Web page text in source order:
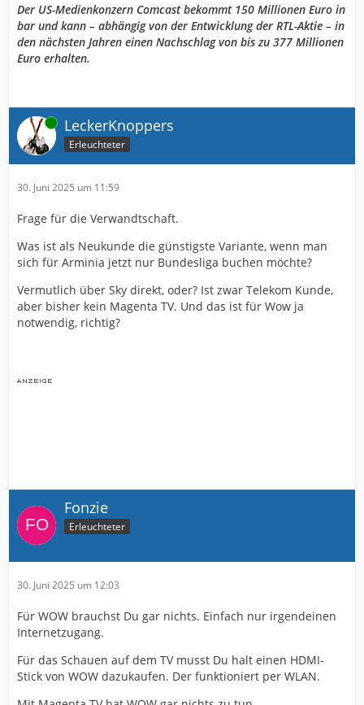
Der US-Medienkonzern Comcast bekommt 150 Millionen Euro in
bar und kann – abhängig von der Entwicklung der RTL-Aktie – in
den nächsten Jahren einen Nachschlag von bis zu 377 Millionen
Euro erhalten.
Online LeckerKnoppers
Erleuchteter
30. Juni 2025 um 11:59
Frage für die Verwandtschaft.
Was ist als Neukunde die günstigste Variante, wenn man
sich für Arminia jetzt nur Bundesliga buchen möchte?
Vermutlich über Sky direkt, oder? Ist zwar Telekom Kunde,
aber bisher kein Magenta TV. Und das ist für Wow ja
notwendig, richtig?
Fonzie
Erleuchteter
30. Juni 2025 um 12:03
Für WOW brauchst Du gar nichts. Einfach nur irgendeinen
Internetzugang.
Für das Schauen auf dem TV musst Du halt einen HDMI-
Stick von WOW dazukaufen. Der funktioniert per WLAN.